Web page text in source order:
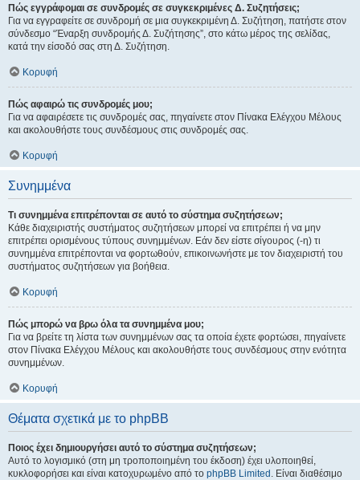
Πώς εγγράφομαι σε συνδρομές σε συγκεκριμένες Δ. Συζητήσεις;
Για να εγγραφείτε σε συνδρομή σε μια συγκεκριμένη Δ. Συζήτηση, πατήστε στον
σύνδεσμο “Έναρξη συνδρομής Δ. Συζήτησης”, στο κάτω μέρος της σελίδας,
κατά την είσοδό σας στη Δ. Συζήτηση.
Κορυφή
Πώς αφαιρώ τις συνδρομές μου;
Για να αφαιρέσετε τις συνδρομές σας, πηγαίνετε στον Πίνακα Ελέγχου Μέλους
και ακολουθήστε τους συνδέσμους στις συνδρομές σας.
Κορυφή
Συνημμένα
Τι συνημμένα επιτρέπονται σε αυτό το σύστημα συζητήσεων;
Κάθε διαχειριστής συστήματος συζητήσεων μπορεί να επιτρέπει ή να μην
επιτρέπει ορισμένους τύπους συνημμένων. Εάν δεν είστε σίγουρος (-η) τι
συνημμένα επιτρέπονται να φορτωθούν, επικοινωνήστε με τον διαχειριστή του
συστήματος συζητήσεων για βοήθεια.
Κορυφή
Πώς μπορώ να βρω όλα τα συνημμένα μου;
Για να βρείτε τη λίστα των συνημμένων σας τα οποία έχετε φορτώσει, πηγαίνετε
στον Πίνακα Ελέγχου Μέλους και ακολουθήστε τους συνδέσμους στην ενότητα
συνημμένων.
Κορυφή
Θέματα σχετικά με το phpBB
Ποιος έχει δημιουργήσει αυτό το σύστημα συζητήσεων;
Αυτό το λογισμικό (στη μη τροποποιημένη του έκδοση) έχει υλοποιηθεί,
κυκλοφορήσει και είναι κατοχυρωμένο από το phpBB Limited . Είναι διαθέσιμο